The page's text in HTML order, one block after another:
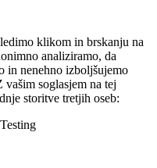
klikom in brskanju na
analiziramo, da
in nenehno izboljšujemo
soglasjem na tej
storitve tretjih oseb: